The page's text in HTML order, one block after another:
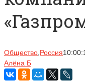
Общество Россия
Алёна Б